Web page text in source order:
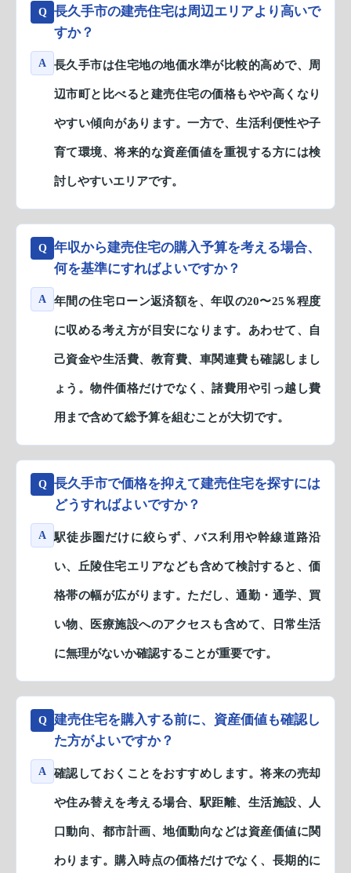
Q
長久手市の建売住宅は周辺エリアより高いで
すか？
A 長久手市は住宅地の地価水準が比較的高めで、周
辺市町と比べると建売住宅の価格もやや高くなり
やすい傾向があります。一方で、生活利便性や子
育て環境、将来的な資産価値を重視する方には検
討しやすいエリアです。
Q
年収から建売住宅の購入予算を考える場合、
何を基準にすればよいですか？
A 年間の住宅ローン返済額を、年収の20〜25％程度
に収める考え方が目安になります。あわせて、自
己資金や生活費、教育費、車関連費も確認しまし
ょう。物件価格だけでなく、諸費用や引っ越し費
用まで含めて総予算を組むことが大切です。
Q
長久手市で価格を抑えて建売住宅を探すには
どうすればよいですか？
A 駅徒歩圏だけに絞らず、バス利用や幹線道路沿
い、丘陵住宅エリアなども含めて検討すると、価
格帯の幅が広がります。ただし、通勤・通学、買
い物、医療施設へのアクセスも含めて、日常生活
に無理がないか確認することが重要です。
Q
建売住宅を購入する前に、資産価値も確認し
た方がよいですか？
A 確認しておくことをおすすめします。将来の売却
や住み替えを考える場合、駅距離、生活施設、人
口動向、都市計画、地価動向などは資産価値に関
わります。購入時点の価格だけでなく、長期的に